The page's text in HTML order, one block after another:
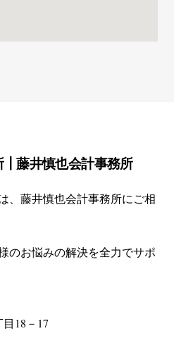
┃藤井慎也会計事務所
、藤井慎也会計事務所にご相
のお悩みの解決を全力でサポ
18－17